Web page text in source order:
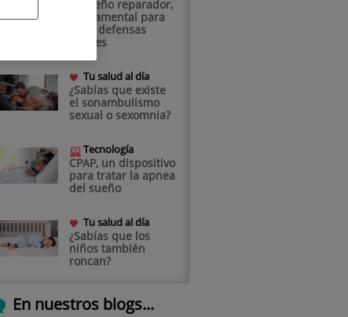
El sueño reparador,
fundamental para
unas defensas
fuertes
Tu salud al día
¿Sabías que existe
el sonambulismo
sexual o sexomnia?
Tecnología
CPAP, un dispositivo
para tratar la apnea
del sueño
Tu salud al día
¿Sabías que los
niños también
roncan?
En nuestros blogs...